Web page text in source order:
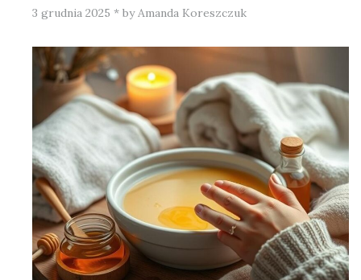
3 grudnia 2025 * by Amanda Koreszczuk